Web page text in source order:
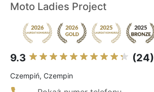
Moto Ladies Project
9.3 (24)
Czempiń, Czempin